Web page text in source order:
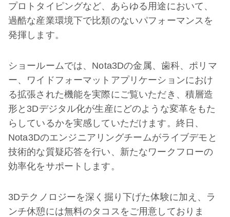
プロトタイピングなど、あらゆる用途において、
過酷な産業環境下で比類のないパフォーマンスを
発揮します。
ショールームでは、Nota3Dの金属、歯科、ポリマ
ー、ワイドフォーマットアプリケーションにおけ
る拡張された機能を実際にご覧いただき、積層造
形と3Dデジタル化が生産にどのような変革をもた
らしているかを実感していただけます。終日、
Nota3Dのエンジニアリングチームがライブデモと
技術的な質疑応答を行い、新たなワークフローの
効率化をサポートします。
3Dテクノロジーを深く掘り下げた体験に加え、ラ
ンチ休憩には無料のタコスをご用意しておりま